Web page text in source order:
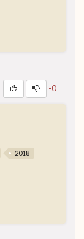
-0
2018